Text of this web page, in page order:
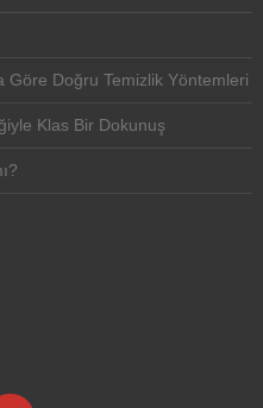
Göre Doğru Temizlik Yöntemleri
Klas Bir Dokunuş